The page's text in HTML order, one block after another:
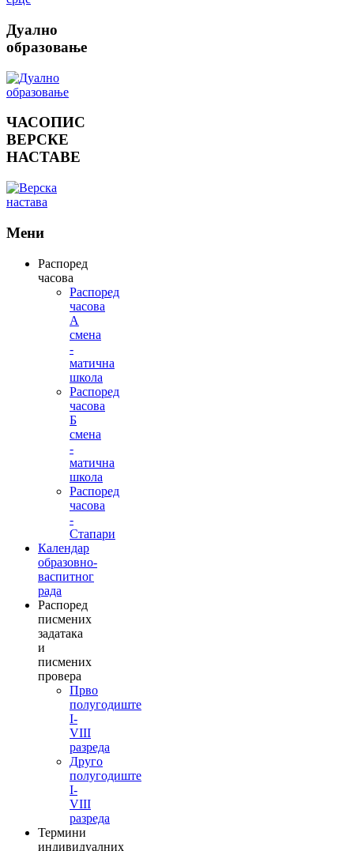
Дуално
образовање
ЧАСОПИС
ВЕРСКЕ
НАСТАВЕ
Мени
Распоред
часова
Распоред
часова
А
смена
-
матична
школа
Распоред
часова
Б
смена
-
матична
школа
Распоред
часова
-
Стапари
Календар
образовно-
васпитног
рада
Распоред
писмених
задатака
и
писмених
провера
Прво
полугодиште
I-
VIII
разреда
Друго
полугодиште
I-
VIII
разреда
Термини
индивидуалних